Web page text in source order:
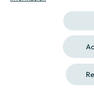
*Plaza y trastero
disponibilidad.
disponibles en nuestro